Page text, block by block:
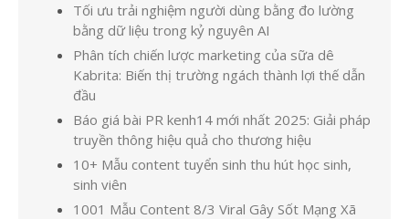
Tối ưu trải nghiệm người dùng bằng đo lường
bằng dữ liệu trong kỷ nguyên AI
Phân tích chiến lược marketing của sữa dê
Kabrita: Biến thị trường ngách thành lợi thế dẫn
đầu
Báo giá bài PR kenh14 mới nhất 2025: Giải pháp
truyền thông hiệu quả cho thương hiệu
10+ Mẫu content tuyển sinh thu hút học sinh,
sinh viên
1001 Mẫu Content 8/3 Viral Gây Sốt Mạng Xã